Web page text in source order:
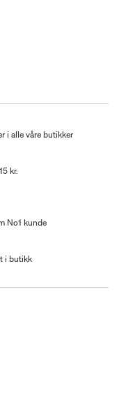
i alle våre butikker
kr.
No1 kunde
i butikk